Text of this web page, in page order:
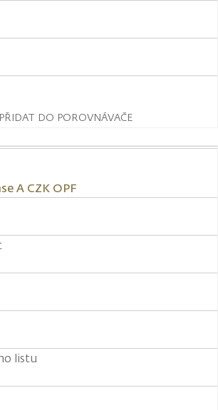
PŘIDAT DO POROVNÁVAČE
A CZK OPF
listu